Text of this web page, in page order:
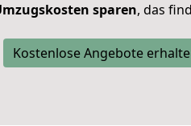
sparen, das
Kostenlose Angebote